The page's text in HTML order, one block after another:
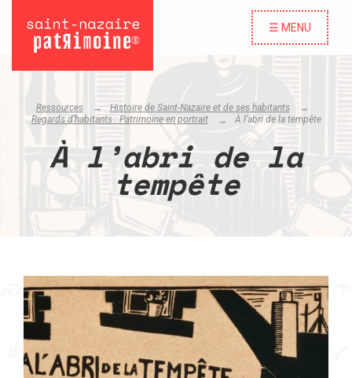
☰ MENU
Ressources
Histoire de Saint-Nazaire et de ses habitants
Regards d’habitants : Patrimoine en portrait
À l’abri de la tempête
À l’abri de la
tempête